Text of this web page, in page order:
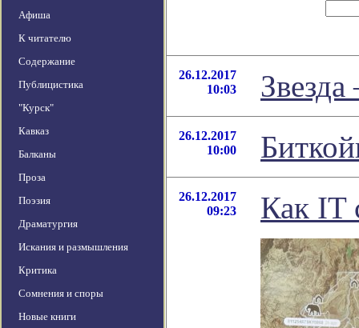
Афиша
К читателю
Содержание
Публицистика
"Курск"
Кавказ
Балканы
Проза
Поэзия
Драматургия
Искания и размышления
Критика
Сомнения и споры
Новые книги
26.12.2017
10:03
26.12.2017
10:00
26.12.2017
09:23
Как IT